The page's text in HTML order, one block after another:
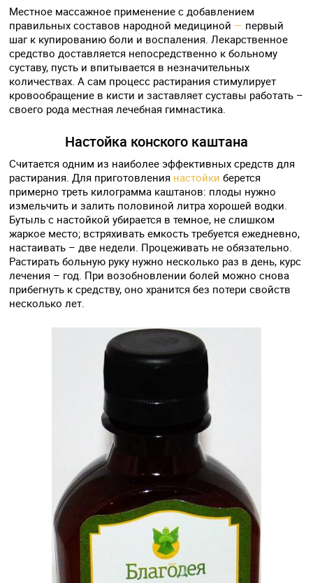
Местное массажное применение с добавлением
правильных составов народной медициной— первый
шаг к купированию боли и воспаления. Лекарственное
средство доставляется непосредственно к больному
суставу, пусть и впитывается в незначительных
количествах. А сам процесс растирания стимулирует
кровообращение в кисти и заставляет суставы работать –
своего рода местная лечебная гимнастика.
Настойка конского каштана
Считается одним из наиболее эффективных средств для
растирания. Для приготовления настойки берется
примерно треть килограмма каштанов: плоды нужно
измельчить и залить половиной литра хорошей водки.
Бутыль с настойкой убирается в темное, не слишком
жаркое место; встряхивать емкость требуется ежедневно,
настаивать – две недели. Процеживать не обязательно.
Растирать больную руку нужно несколько раз в день, курс
лечения – год. При возобновлении болей можно снова
прибегнуть к средству, оно хранится без потери свойств
несколько лет.